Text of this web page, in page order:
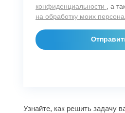
конфиденциальности , а
на обработку моих
Узнайте, как решить задачу